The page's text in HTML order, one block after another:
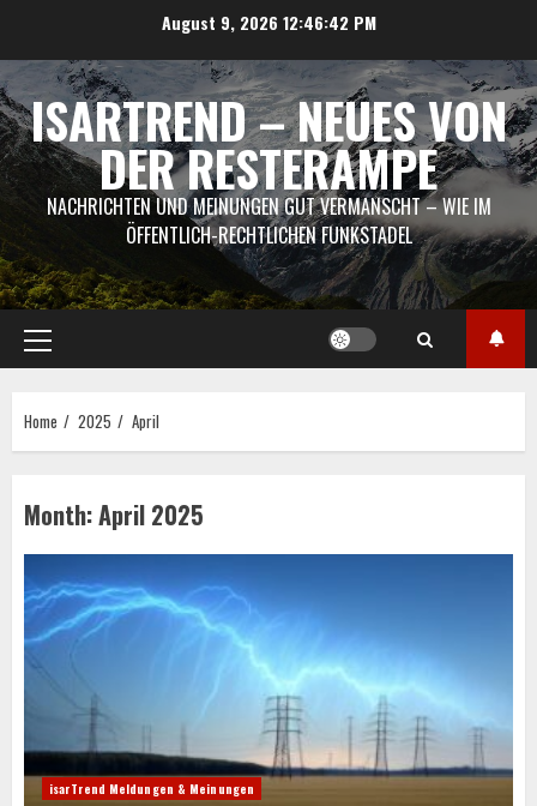
August 9, 2026 12:46:43 PM
ISARTREND – NEUES VON
DER RESTERAMPE
NACHRICHTEN UND MEINUNGEN GUT VERMANSCHT – WIE IM
ÖFFENTLICH-RECHTLICHEN FUNKSTADEL
Primary
Menu
Home 2025 April
Month:April 2025
isarTrend Meldungen & Meinungen